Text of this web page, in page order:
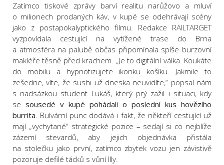
Zatímco tiskové zprávy barví realitu narůžovo a mluví
o milionech prodaných káv, v kupé se odehrávají scény
jako z postapokalyptického filmu. Redakce RAILTARGET
vyzpovídala cestující na vytížené trase do Brna
a atmosféra na palubě občas připomínala spíše burzovní
makléře těsně před krachem. „Je to digitální válka. Koukáte
do mobilu a hypnotizujete ikonku košíku. Jakmile to
zešedne, víte, že sushi už dneska neuvidíte,“ popsal nám
s nadsázkou student Lukáš, který prý zažil i situaci, kdy
se sousedé v kupé pohádali o poslední kus hovězího
burrita. Bulvární punc dodává i fakt, že někteří cestující už
mají „vychytané“ strategické pozice – sedají si co nejblíže
zázemí stevardů, aby jejich objednávka přistála
na stolečku jako první, zatímco zbytek vozu jen závistivě
pozoruje defilé tácků s vůní Illy.